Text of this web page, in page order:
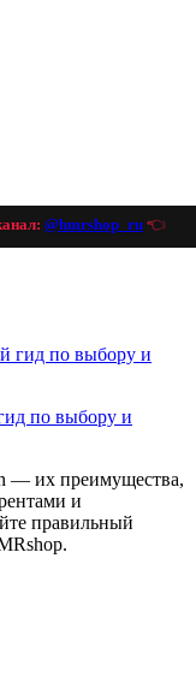
@hmrshop_ru👈
по выбору и
— их преимущества,
и
правильный